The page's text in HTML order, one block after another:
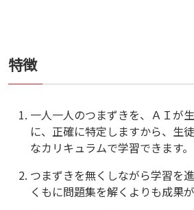
特徴
一人一人のつまずきを、ＡＩが
に、正確に特定しますから、生
なカリキュラムで学習できます。
つまずきを無くしながら学習を
くもに問題集を解くよりも成果